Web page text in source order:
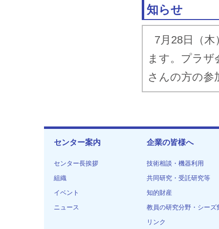
知らせ
7月28日（
ます。プラザ
さんの方の参
センター案内
センター長挨拶
組織
イベント
ニュース
企業の皆様へ
技術相談・機器利用
共同研究・受託研究等
知的財産
教員の研究分野・シーズ
リンク